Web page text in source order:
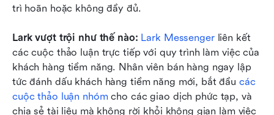
trì hoãn hoặc không đầy đủ.
Lark vượt trội như thế nào: Lark Messenger liên kết
các cuộc thảo luận trực tiếp với quy trình làm việc của
khách hàng tiềm năng. Nhân viên bán hàng ngay lập
tức đánh dấu khách hàng tiềm năng mới, bắt đầu các
cuộc thảo luận nhóm cho các giao dịch phức tạp, và
chia sẻ tài liệu mà không rời khỏi không gian làm việc